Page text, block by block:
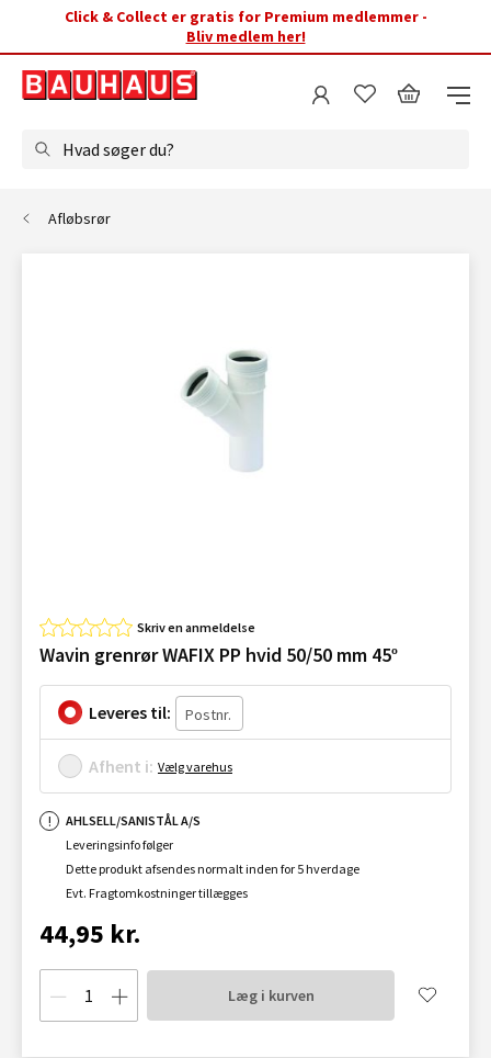
Click & Collect er gratis for Premium medlemmer -
Bliv medlem her!
Hvad søger du?
Afløbsrør
Skriv en anmeldelse
Wavin grenrør WAFIX PP hvid 50/50 mm 45º
Leveres til:
Afhent i: Vælg varehus
AHLSELL/SANISTÅL A/S
Leveringsinfo følger
Dette produkt afsendes normalt inden for 5 hverdage
Evt. Fragtomkostninger tillægges
44,95 kr.
Læg i kurven